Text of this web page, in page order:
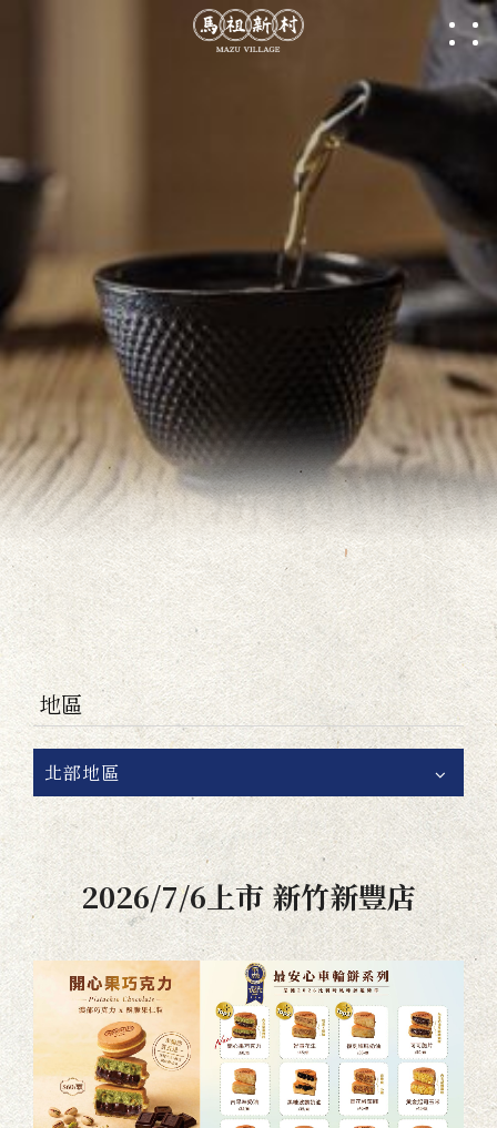
地區
北部地區
2026/7/6上市 新竹新豐店